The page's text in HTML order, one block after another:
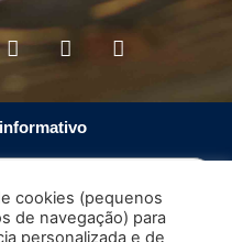
cookies (pequenos
de navegação) para
personalizada e de